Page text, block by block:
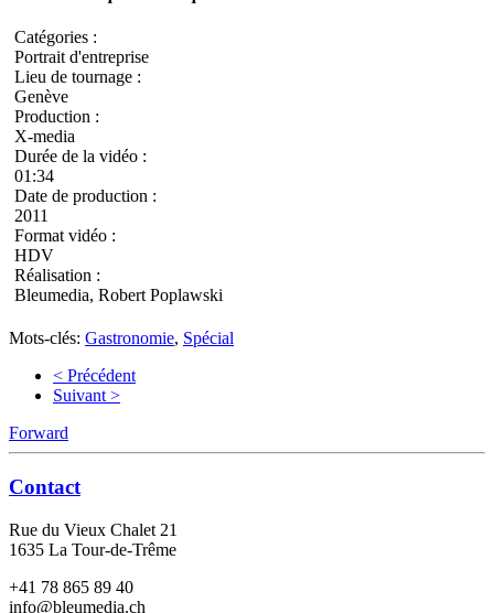
Catégories :
Portrait d'entreprise
Lieu de tournage :
Genève
Production :
X-media
Durée de la vidéo :
01:34
Date de production :
2011
Format vidéo :
HDV
Réalisation :
Bleumedia, Robert Poplawski
Mots-clés: Gastronomie, Spécial
< Précédent
Suivant >
Forward
Contact
Rue du Vieux Chalet 21
1635 La Tour-de-Trême
+41 78 865 89 40
info@bleumedia.ch